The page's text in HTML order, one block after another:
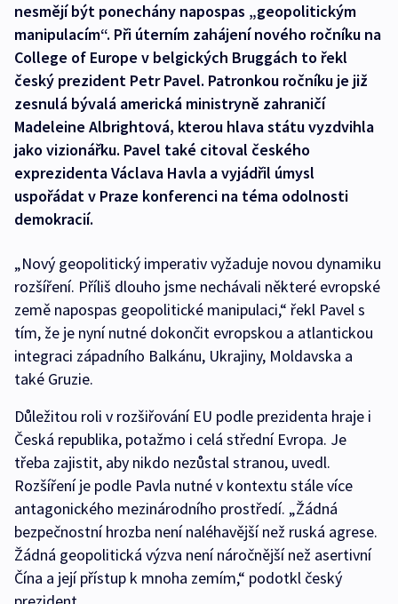
nesmějí být ponechány napospas „geopolitickým
manipulacím“. Při úterním zahájení nového ročníku na
College of Europe v belgických Bruggách to řekl
český prezident Petr Pavel. Patronkou ročníku je již
zesnulá bývalá americká ministryně zahraničí
Madeleine Albrightová, kterou hlava státu vyzdvihla
jako vizionářku. Pavel také citoval českého
exprezidenta Václava Havla a vyjádřil úmysl
uspořádat v Praze konferenci na téma odolnosti
demokracií.
„Nový geopolitický imperativ vyžaduje novou dynamiku
rozšíření. Příliš dlouho jsme nechávali některé evropské
země napospas geopolitické manipulaci,“ řekl Pavel s
tím, že je nyní nutné dokončit evropskou a atlantickou
integraci západního Balkánu, Ukrajiny, Moldavska a
také Gruzie.
Důležitou roli v rozšiřování EU podle prezidenta hraje i
Česká republika, potažmo i celá střední Evropa. Je
třeba zajistit, aby nikdo nezůstal stranou, uvedl.
Rozšíření je podle Pavla nutné v kontextu stále více
antagonického mezinárodního prostředí. „Žádná
bezpečnostní hrozba není naléhavější než ruská agrese.
Žádná geopolitická výzva není náročnější než asertivní
Čína a její přístup k mnoha zemím,“ podotkl český